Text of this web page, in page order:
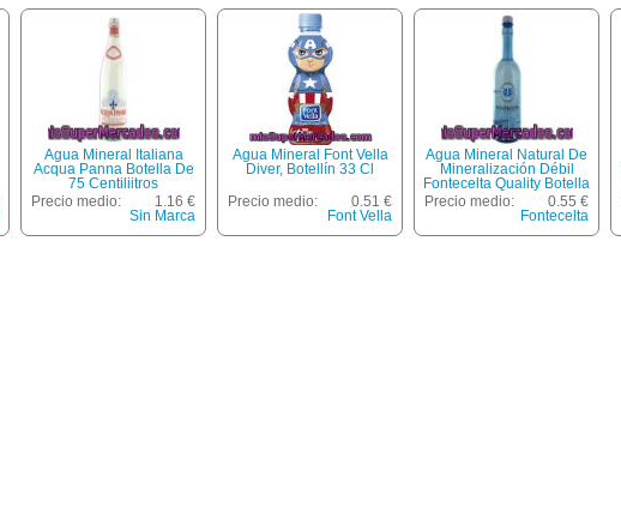
Agua Mineral Italiana
Acqua Panna Botella De
75 Centiliitros
Precio medio:
1.16 €
Sin Marca
Agua Mineral Font Vella
Diver, Botellín 33 Cl
Precio medio:
0.51 €
Font Vella
Agua Mineral Natural De
Mineralización Débil
Fontecelta Quality Botella
De 1 Litro
Precio medio:
0.55 €
Fontecelta